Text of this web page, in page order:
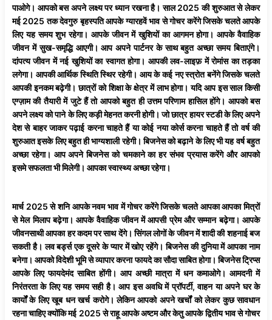
पाओगे। आपको बस अपने लक्ष्य पर ध्यान रखना है। साल 2025 की शुरुआत से लेकर
मई 2025 तक देवगुरु बृहस्पति आपके ग्यारहवें भाव से गोचर करेंगे जिसके चलते आपके
लिए यह समय शुभ रहेगा। आपके जीवन में खुशियों का आगमन होगा। आपके वैवाहिक
जीवन में सुख-समृद्धि आएगी। आप अपने पार्टनर के साथ बहुत अच्छा समय बिताएंगे।
दांपत्य जीवन में नई खुशियों का स्वागत होगा। आपकी लव-लाइफ़ में रोमांस का तड़का
लगेगा। आपकी आर्थिक स्थिति स्थिर रहेगी। आय के कई नए स्त्रोत बनेंगे जिसके चलते
आपकी इनकम बढ़ेगी। छात्रों को शिक्षा के क्षेत्र में लाभ होगा। यदि आप इस साल किसी
एग्ज़ाम की तैयारी में जुटे हैं तो आपको बहुत ही उत्तम परिणाम हासिल होंगे। आपको बस
अपने लक्ष्य को पाने के लिए कड़ी मेहनत करनी होगी। जो छात्र हायर स्टडी के लिए अपने
देश से बाहर जाकर पढ़ाई करना चाहते हैं या कोई नया कोर्स करना चाहते हैं तो वर्ष की
शुरुआत इसके लिए बहुत ही भाग्यशाली रहेगी। बिजनेस को बढ़ाने के लिए भी यह वर्ष बहुत
अच्छा रहेगा। आप अपने बिजनेस को चमकाने का हर संभव प्रयास करेंगे और आपको
इसमे सफलता भी मिलेगी। आपका स्वास्थ्य अच्छा रहेगा।
मार्च 2025 से शनि आपके नवम भाव में गोचर करेंगे जिसके चलते आपका आपका मित्रों
से मेल मिलाप बढ़ेगा। आपके वैवाहिक जीवन में आपसी प्रेम और सम्मान बढ़ेगा। आपके
जीवनसाथी आपका हर कदम पर साथ देंगे। सिंगल लोगों के जीवन में शादी की शहनाई बज
सकती है। लव बर्ड्स एक दूसरे के प्यार में खोए रहेंगे। बिजनेस की दुनिया में आपका नाम
बनेगा। आपको विदेशी भूमि से व्यापार करना फायदे का सौदा साबित होगा। बिजनेस ट्रिप्स
आपके लिए फायदेमंद साबित होंगी। आप अच्छी मात्रा में धन कमाओगे। आमदनी में
निरंतरता के लिए यह समय सही है। आप इस अवधि में प्रॉपर्टी, वाहन या अपने घर के
कार्यों के लिए खूब धन खर्च करोगे। लेकिन आपको अपने खर्चों को लेकर कुछ सावधान
रहना चाहिए क्योंकि मई 2025 से राहू आपके अष्टम और केतु आपके द्वितीय भाव से गोचर